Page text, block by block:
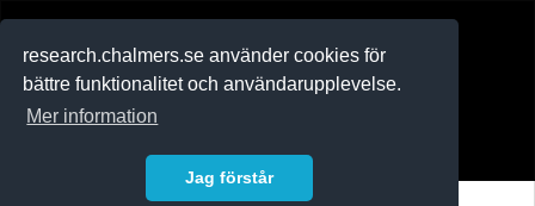
research.chalmers.se använder cookies för
bättre funktionalitet och användarupplevelse.
Mer information
Jag förstår